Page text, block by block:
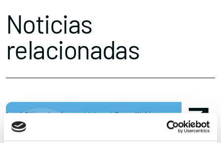
Noticias
relacionadas